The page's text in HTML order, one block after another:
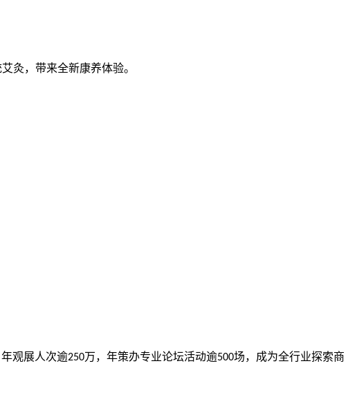
灸，带来全新康养体验。
观展人次逾250万，年策办专业论坛活动逾500场，成为全行业探索商